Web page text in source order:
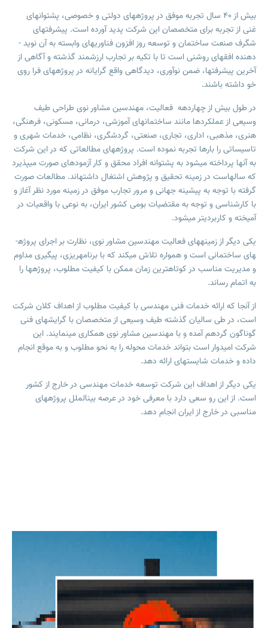
بیش از ۴۰ سال تجربه موفق در پروژه­­های دولتی و خصوصی، پشتوانه­ای
غنی از تجربه برای متخصصان این شرکت پدید آورده است. پیشرفت­های
شگرف صنعت ساختمان و توسعه روز افزون فناوری­های وابسته به آن نوید ­
دهنده افق­های روشنی است تا با تکیه بر تجارب ارزشمند گذشته و آگاهی از
آخرین پیشرفت­ها، ضمن نوآوری، دیدگاهی واقع گرایانه در پروژه­های فرا روی
خو داشته باشند.
در طول بیش از چهار­دهه فعالیت، مهندسین مشاور نوی طراحی طیف
وسیعی از عملکردها مانند ساختمانهای آموزشی، درمانی، مسکونی، فرهنگی،
هنری، مذهبی، اداری، تجاری، صنعتی، گردشگری، نظامی، خدمات شهری و
تاسیساتی را بارها تجربه نموده است. پروژه­های مطالعاتی که در این شرکت
به آنها پرداخته می­شود به پشتوانه افراد محقق و کار آزموده­ای صورت می­پذیرد
که سالهاست در زمینه تحقیق و پژوهش اشتغال داشته­اند. مطالعات صورت
گرفته با توجه به پیشینه جهانی و مرور تجارب موفق در زمینه مورد نظر آغاز و
با کارشناسی و توجه به مقتضیات بومی کشور ایران، به نوعی با واقعیات در
آمیخته و کاربردی­تر می­شود.
یکی دیگر از زمینه­های فعالیت مهندسین مشاور نوی، نظارت بر اجرای پروژه­
های ساختمانی است و همواره تلاش می­کند که با برنامه­ریزی، پیگیری مداوم
و مدیریت مناسب در کوتاهترین زمان ممکن با کیفیت مطلوب، پروژه­ها را
به اتمام رساند.
از آنجا که ارائه خدمات فنی مهندسی با کیفیت مطلوب از اهداف کلان شرکت
است، در طی سالیان گذشته طیف وسیعی از متخصصان با گرایش­های فنی
گوناگون گردهم آمده و با مهندسین مشاور نوی همکاری می­نمایند. این
شرکت امیدوار است بتواند خدمات محوله را به نحو مطلوب و به موقع انجام
داده و خدمات شایسته­ای ارائه دهد.
یکی دیگر از اهداف این شرکت توسعه خدمات مهندسی در خارج از کشور
است. از این رو سعی دارد با معرفی خود در عرصه بین­الملل پروژه­های
مناسبی در خارج از ایران انجام دهد.